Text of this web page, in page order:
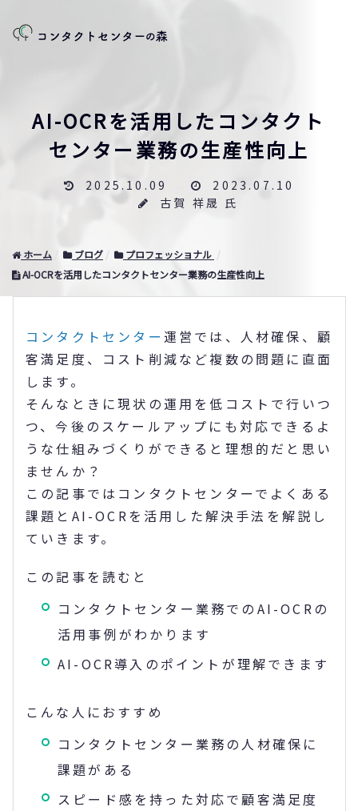
AI-OCRを活用したコンタクト
センター業務の生産性向上
2025.10.09
2023.07.10
古賀 祥晟 氏
ホーム ブログ
プロフェッショナル
AI-OCRを活用したコンタクトセンター業務の生産性向上
コンタクトセンター 運営では、人材確保、顧
客満足度、コスト削減など複数の問題に直面
します。
そんなときに現状の運用を低コストで行いつ
つ、今後のスケールアップにも対応できるよ
うな仕組みづくりができると理想的だと思い
ませんか？
この記事ではコンタクトセンターでよくある
課題とAI-OCRを活用した解決手法を解説し
ていきます。
この記事を読むと
コンタクトセンター業務でのAI-OCRの
活用事例がわかります
AI-OCR導入のポイントが理解できます
こんな人におすすめ
コンタクトセンター業務の人材確保に
課題がある
スピード感を持った対応で顧客満足度